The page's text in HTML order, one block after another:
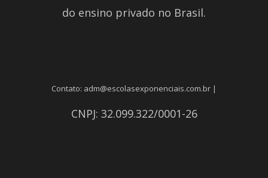
do ensino privado no Brasil.
Contato: adm@escolasexponenciais.com.br |
CNPJ: 32.099.322/0001-26